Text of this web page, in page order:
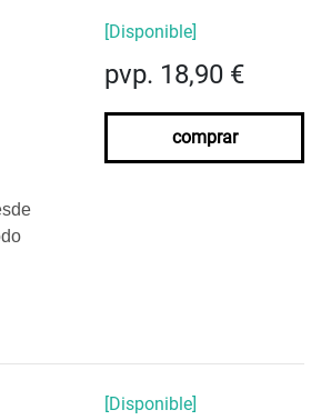
[Disponible]
pvp. 18,90 €
comprar
[Disponible]